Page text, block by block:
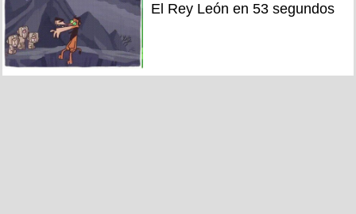
El Rey León en 53 segundos